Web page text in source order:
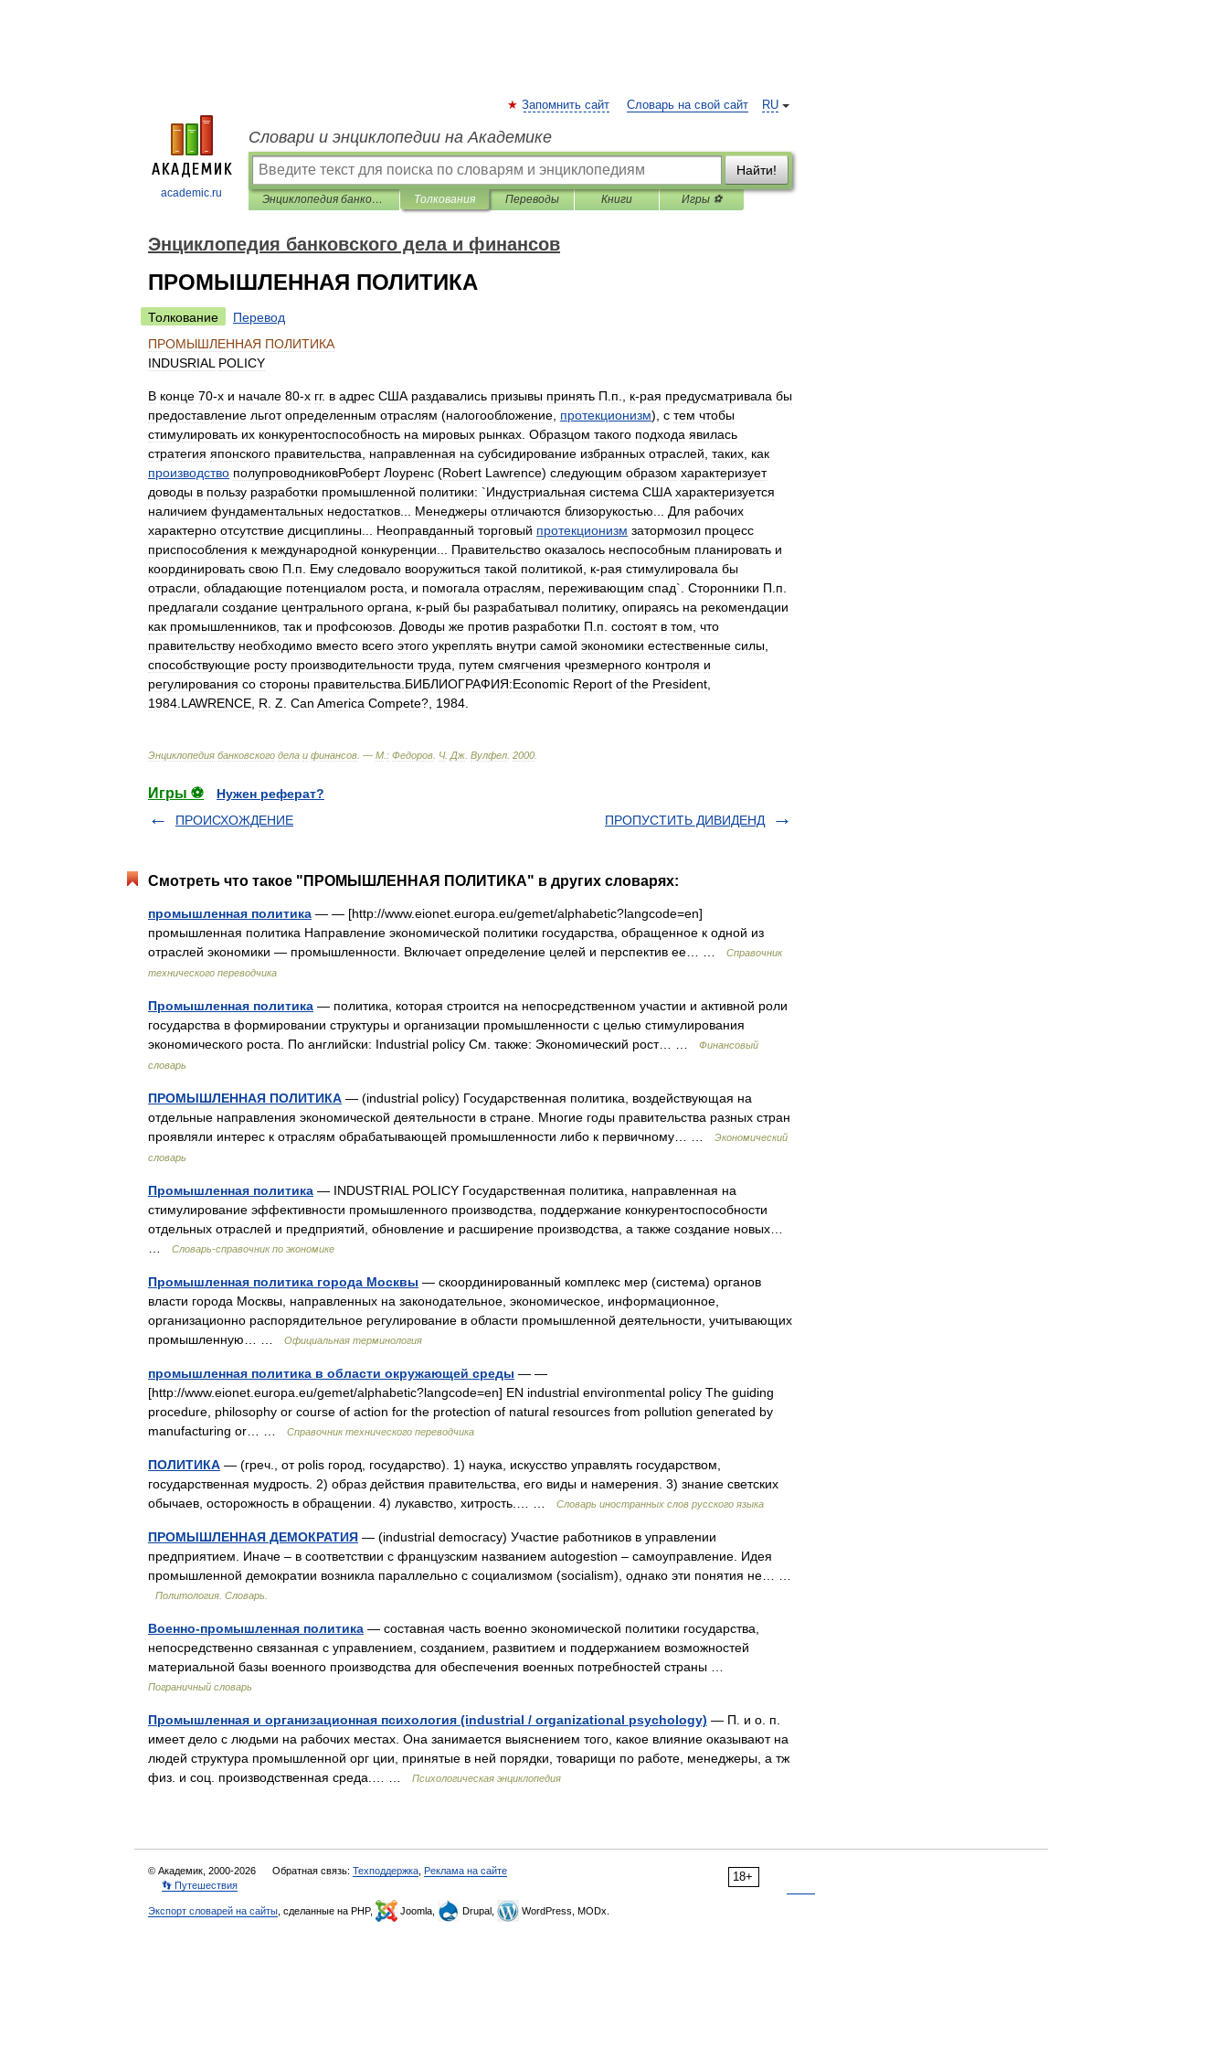
academic.ru
RU
Запомнить сайт Словарь на свой сайт
Словари и энциклопедии на Академике
Найти!
Энциклопедия банковского дела и финансов Толкования Переводы Книги Игры ⚽
Энциклопедия банковского дела и финансов
ПРОМЫШЛЕННАЯ ПОЛИТИКА
Толкование
Перевод
ПРОМЫШЛЕННАЯ ПОЛИТИКА
INDUSRIAL POLICY
В конце 70-х и начале 80-х гг. в адрес США раздавались призывы принять П п к-рая предусматривала бы
предоставление льгот определенным отраслям (налогообложение протекционизм), с тем чтобы
стимулировать их конкурентоспособность на мировых рынках Образцом такого подхода явилась
стратегия японского правительства направленная на субсидирование избранных отраслей таких как
производство полупроводниковРоберт Лоуренс (Robert Lawrence) следующим образом характеризует
доводы в пользу разработки промышленной политики: `Индустриальная система США характеризуется
наличием фундаментальных недостатков Менеджеры отличаются близорукостью Для рабочих
характерно отсутствие дисциплины Неоправданный торговый протекционизм затормозил процесс
приспособления к международной конкуренции Правительство оказалось неспособным планировать и
координировать свою П п Ему следовало вооружиться такой политикой к-рая стимулировала бы
отрасли обладающие потенциалом роста и помогала отраслям переживающим спад`. Сторонники П п
предлагали создание центрального органа к-рый бы разрабатывал политику, опираясь на рекомендации
как промышленников так и профсоюзов Доводы же против разработки П п состоят в том что
правительству необходимо вместо всего этого укреплять внутри самой экономики естественные силы
способствующие росту производительности труда путем смягчения чрезмерного контроля и
регулирования со стороны правительства БИБЛИОГРАФИЯ:Economic Report of the President
1984 LAWRENCE R Z Can America Compete?, 1984
Энциклопедия банковского дела и финансов . — М : Федоров Ч. Дж Вулфел 2000
Игры ⚽
Нужен реферат?
ПРОИСХОЖДЕНИЕ
ПРОПУСТИТЬ ДИВИДЕНД
Смотреть что такое "ПРОМЫШЛЕННАЯ ПОЛИТИКА" в других словарях:
промышленная политика — — [http://www.eionet.europa.eu/gemet/alphabetic?langcode=en]
промышленная политика Направление экономической политики государства, обращенное к одной из
отраслей экономики — промышленности. Включает определение целей и перспектив ее… …
Справочник
технического переводчика
Промышленная политика — политика, которая строится на непосредственном участии и активной роли
государства в формировании структуры и организации промышленности с целью стимулирования
экономического роста. По английски: Industrial policy См. также: Экономический рост… …
Финансовый
словарь
ПРОМЫШЛЕННАЯ ПОЛИТИКА — (industrial policy) Государственная политика, воздействующая на
отдельные направления экономической деятельности в стране. Многие годы правительства разных стран
проявляли интерес к отраслям обрабатывающей промышленности либо к первичному… …
Экономический
словарь
Промышленная политика — INDUSTRIAL POLICY Государственная политика, направленная на
стимулирование эффективности промышленного производства, поддержание конкурентоспособности
отдельных отраслей и предприятий, обновление и расширение производства, а также создание новых…
Словарь-справочник по экономике
Промышленная политика города Москвы — скоординированный комплекс мер (система) органов
власти города Москвы, направленных на законодательное, экономическое, информационное,
организационно распорядительное регулирование в области промышленной деятельности, учитывающих
промышленную… …
Официальная терминология
промышленная политика в области окружающей среды — —
[http://www.eionet.europa.eu/gemet/alphabetic?langcode=en] EN industrial environmental policy The guiding
procedure, philosophy or course of action for the protection of natural resources from pollution generated by
manufacturing or… …
Справочник технического переводчика
ПОЛИТИКА — (греч., от polis город, государство). 1) наука, искусство управлять государством,
государственная мудрость. 2) образ действия правительства, его виды и намерения. 3) знание светских
обычаев, осторожность в обращении. 4) лукавство, хитрость.… …
Словарь иностранных слов русского языка
ПРОМЫШЛЕННАЯ ДЕМОКРАТИЯ — (industrial democracy) Участие работников в управлении
предприятием. Иначе – в соответствии с французским названием autogestion – самоуправление. Идея
промышленной демократии возникла параллельно с социализмом (socialism), однако эти понятия не… …
Политология. Словарь.
Военно-промышленная политика — составная часть военно экономической политики государства,
непосредственно связанная с управлением, созданием, развитием и поддержанием возможностей
материальной базы военного производства для обеспечения военных потребностей страны …
Пограничный словарь
Промышленная и организационная психология (industrial / organizational psychology) — П. и о. п.
имеет дело с людьми на рабочих местах. Она занимается выяснением того, какое влияние оказывают на
людей структура промышленной орг ции, принятые в ней порядки, товарищи по работе, менеджеры, а тж
физ. и соц. производственная среда.… …
Психологическая энциклопедия
18+
© Академик, 2000-2026 Обратная связь: Техподдержка Реклама на сайте
👣 Путешествия
Экспорт словарей на сайты , сделанные на PHP, Joomla, Drupal, WordPress, MODx.